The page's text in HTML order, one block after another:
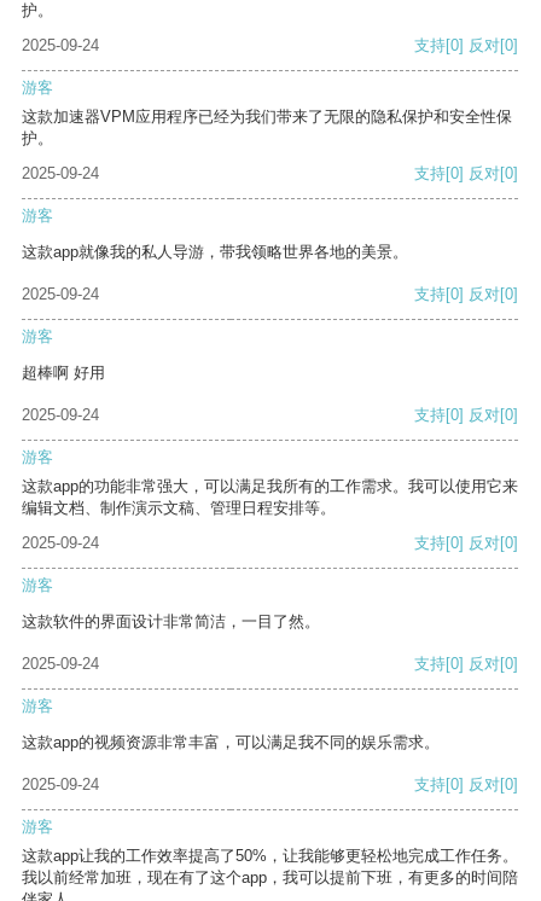
护。
2025-09-24
支持[0] 反对[0]
游客
这款加速器VPM应用程序已经为我们带来了无限的隐私保护和安全性保
护。
2025-09-24
支持[0] 反对[0]
游客
这款app就像我的私人导游，带我领略世界各地的美景。
2025-09-24 支持[0] 反对[0]
游客
超棒啊 好用
2025-09-24 支持[0] 反对[0]
游客
这款app的功能非常强大，可以满足我所有的工作需求。我可以使用它来
编辑文档、制作演示文稿、管理日程安排等。
2025-09-24
支持[0] 反对[0]
游客
这款软件的界面设计非常简洁，一目了然。
2025-09-24 支持[0] 反对[0]
游客
这款app的视频资源非常丰富，可以满足我不同的娱乐需求。
2025-09-24 支持[0] 反对[0]
游客
这款app让我的工作效率提高了50%，让我能够更轻松地完成工作任务。
我以前经常加班，现在有了这个app，我可以提前下班，有更多的时间陪